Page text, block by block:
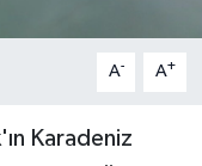
A- A+
Karadeniz